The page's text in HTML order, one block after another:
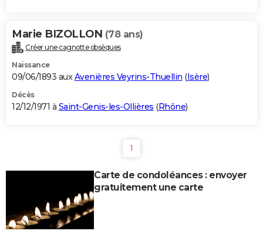
Marie BIZOLLON (78 ans)
Créer une cagnotte obsèques
Naissance
09/06/1893 auxAvenières Veyrins-Thuellin (Isère)
Décès
12/12/1971 à Saint-Genis-les-Ollières (Rhône)
1
Carte de condoléances : envoyer
gratuitement une carte